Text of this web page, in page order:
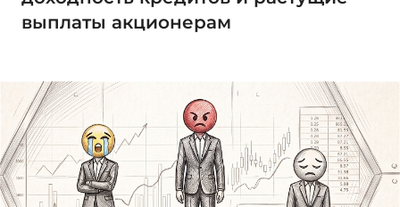
выплаты акционерам